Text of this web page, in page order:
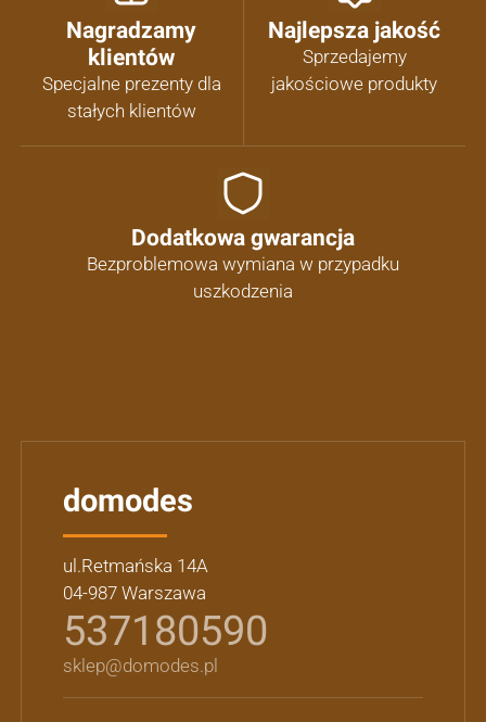
Nagradzamy
klientów
Specjalne prezenty dla
stałych klientów
Najlepsza jakość
Sprzedajemy
jakościowe produkty
Dodatkowa gwarancja
Bezproblemowa wymiana w przypadku
uszkodzenia
domodes
ul.Retmańska 14A
04-987 Warszawa
537180590
sklep@domodes.pl